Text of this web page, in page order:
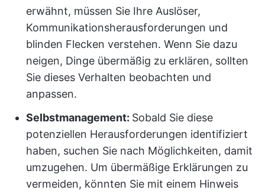
erwähnt, müssen Sie Ihre Auslöser,
Kommunikationsherausforderungen und
blinden Flecken verstehen. Wenn Sie dazu
neigen, Dinge übermäßig zu erklären, sollten
Sie dieses Verhalten beobachten und
anpassen.
Selbstmanagement: Sobald Sie diese
potenziellen Herausforderungen identifiziert
haben, suchen Sie nach Möglichkeiten, damit
umzugehen. Um übermäßige Erklärungen zu
vermeiden, könnten Sie mit einem Hinweis